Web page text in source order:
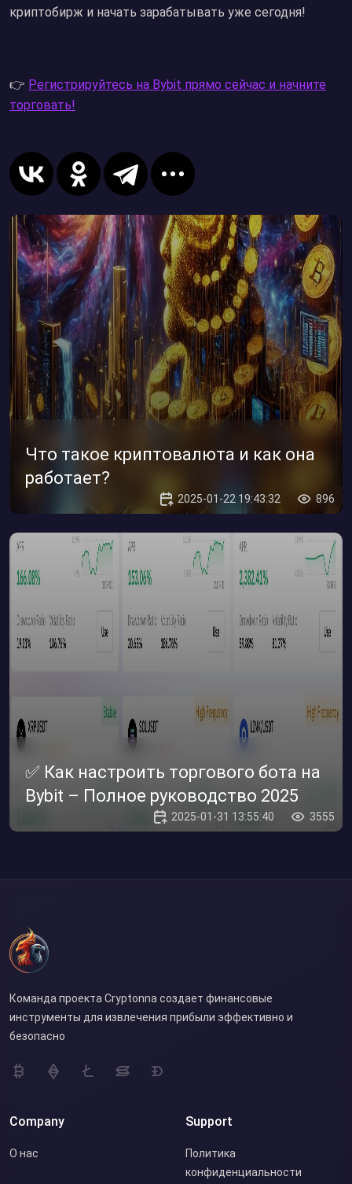
криптобирж и начать зарабатывать уже сегодня!
👉 Регистрируйтесь на Bybit прямо сейчас и начните
торговать!
Что такое криптовалюта и как она
работает?
2025-01-22 19:43:32 896
✅ Как настроить торгового бота на
Bybit – Полное руководство 2025
2025-01-31 13:55:40 3555
Команда проекта Cryptonna создает финансовые
инструменты для извлечения прибыли эффективно и
безопасно
Company
О нас
Support
Политика
конфиденциальности